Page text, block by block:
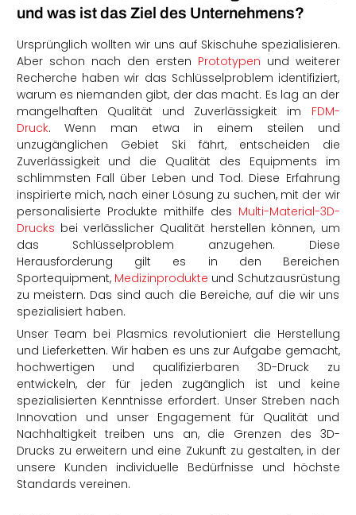
und was ist das Ziel des Unternehmens?
Ursprünglich wollten wir uns auf Skischuhe spezialisieren.
Aber schon nach den ersten Prototypen und weiterer
Recherche haben wir das Schlüsselproblem identifiziert,
warum es niemanden gibt, der das macht. Es lag an der
mangelhaften Qualität und Zuverlässigkeit im FDM-
Druck. Wenn man etwa in einem steilen und
unzugänglichen Gebiet Ski fährt, entscheiden die
Zuverlässigkeit und die Qualität des Equipments im
schlimmsten Fall über Leben und Tod. Diese Erfahrung
inspirierte mich, nach einer Lösung zu suchen, mit der wir
personalisierte Produkte mithilfe des Multi-Material-3D-
Drucks bei verlässlicher Qualität herstellen können, um
das Schlüsselproblem anzugehen. Diese
Herausforderung gilt es in den Bereichen
Sportequipment, Medizinprodukte und Schutzausrüstung
zu meistern. Das sind auch die Bereiche, auf die wir uns
spezialisiert haben.
Unser Team bei Plasmics revolutioniert die Herstellung
und Lieferketten. Wir haben es uns zur Aufgabe gemacht,
hochwertigen und qualifizierbaren 3D-Druck zu
entwickeln, der für jeden zugänglich ist und keine
spezialisierten Kenntnisse erfordert. Unser Streben nach
Innovation und unser Engagement für Qualität und
Nachhaltigkeit treiben uns an, die Grenzen des 3D-
Drucks zu erweitern und eine Zukunft zu gestalten, in der
unsere Kunden individuelle Bedürfnisse und höchste
Standards vereinen.